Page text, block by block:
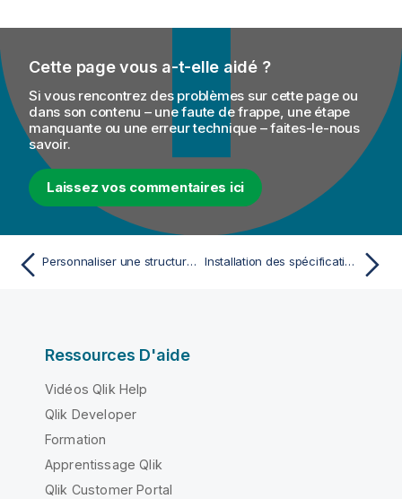
Cette page vous a-t-elle aidé ?
Si vous rencontrez des problèmes sur cette page ou
dans son contenu – une faute de frappe, une étape
manquante ou une erreur technique – faites-le-nous
savoir.
Laissez vos commentaires ici
Personnaliser une structure FHIR Installation des spécifications EDI
Ressources D'aide
Vidéos Qlik Help
Qlik Developer
Formation
Apprentissage Qlik
Qlik Customer Portal